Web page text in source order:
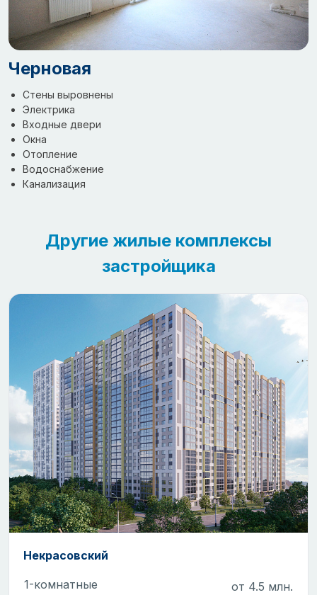
Черновая
Стены выровнены
Электрика
Входные двери
Окна
Отопление
Водоснабжение
Канализация
Другие жилые комплексы
застройщика
Некрасовский
1-комнатные от 4.5 млн.